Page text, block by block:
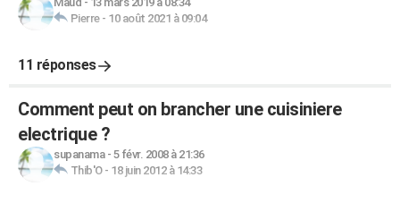
Pierre- 10 août 2021 à 09:04
11 réponses
Comment peut on brancher une cuisiniere
electrique ?
supanama- 5 févr. 2008 à 21:36
Thib'O- 18 juin 2012 à 14:33